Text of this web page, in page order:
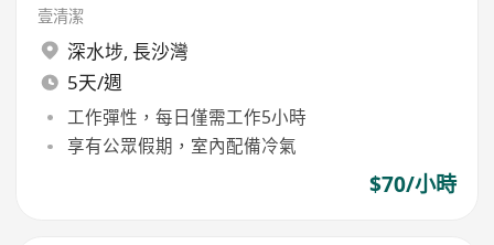
壹清潔
深水埗, 長沙灣
5天/週
工作彈性，每日僅需工作5小時
享有公眾假期，室內配備冷氣
$70/小時